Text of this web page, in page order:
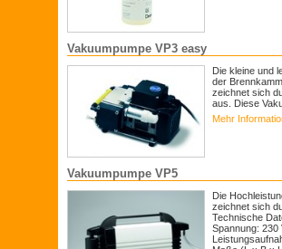
Vakuumpumpe VP3 easy
Die kleine und
der
zeichnet sich
aus. Diese
Mehr
Vakuumpumpe VP5
Die
zeichnet sich
Technische
Spannung: 230